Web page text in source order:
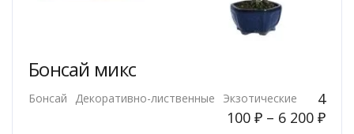
Бонсай микс
Бонсай Декоративно-лиственные Экзотические
4
100 ₽ – 6 200 ₽